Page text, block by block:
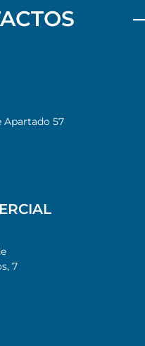
Apartado 57
7​